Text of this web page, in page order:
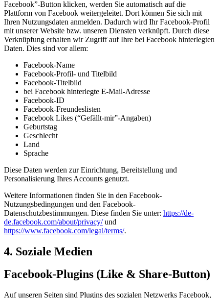
Facebook”-Button klicken, werden Sie automatisch auf die
Plattform von Facebook weitergeleitet. Dort können Sie sich mit
Ihren Nutzungsdaten anmelden. Dadurch wird Ihr Facebook-Profil
mit unserer Website bzw. unseren Diensten verknüpft. Durch diese
Verknüpfung erhalten wir Zugriff auf Ihre bei Facebook hinterlegten
Daten. Dies sind vor allem:
Facebook-Name
Facebook-Profil- und Titelbild
Facebook-Titelbild
bei Facebook hinterlegte E-Mail-Adresse
Facebook-ID
Facebook-Freundeslisten
Facebook Likes (“Gefällt-mir”-Angaben)
Geburtstag
Geschlecht
Land
Sprache
Diese Daten werden zur Einrichtung, Bereitstellung und
Personalisierung Ihres Accounts genutzt.
Weitere Informationen finden Sie in den Facebook-
Nutzungsbedingungen und den Facebook-
Datenschutzbestimmungen. Diese finden Sie unter: https://de-
de.facebook.com/about/privacy/und
https://www.facebook.com/legal/terms/.
4. Soziale Medien
Facebook-Plugins (Like & Share-Button)
Auf unseren Seiten sind Plugins des sozialen Netzwerks Facebook,